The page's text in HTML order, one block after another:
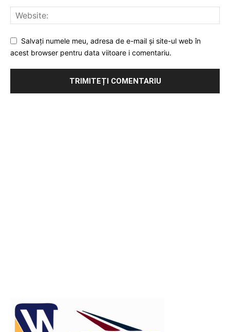
Salvați numele meu, adresa de e-mail și site-ul web în
acest browser pentru data viitoare i comentariu.